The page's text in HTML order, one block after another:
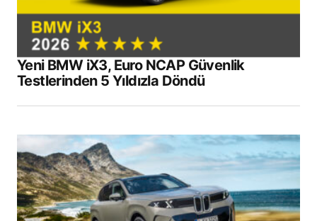
Yeni BMW iX3, Euro NCAP Güvenlik
Testlerinden 5 Yıldızla Döndü